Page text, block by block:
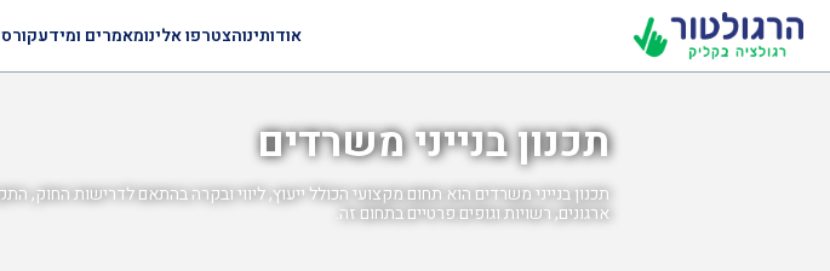
אודותינוהצטרפו אלינומאמרים ומידע
תכנון בנייני משרדים
תכנון בנייני משרדים הוא תחום מקצועי הכולל ייעוץ, ליווי ובקרה בהתאם לדרישות החוק,
ארגונים, רשויות וגופים פרטיים בתחום זה.